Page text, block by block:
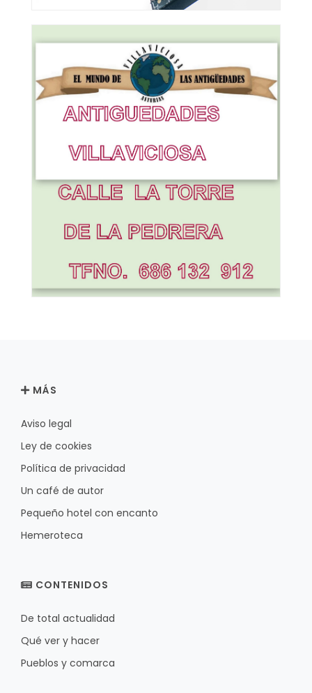
MÁS
Aviso legal
Ley de cookies
Política de privacidad
Un café de autor
Pequeño hotel con encanto
Hemeroteca
CONTENIDOS
De total actualidad
Qué ver y hacer
Pueblos y comarca